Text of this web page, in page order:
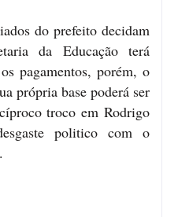
do prefeito decidam
da Educação terá
pagamentos, porém, o
própria base poderá ser
troco em Rodrigo
politico com o